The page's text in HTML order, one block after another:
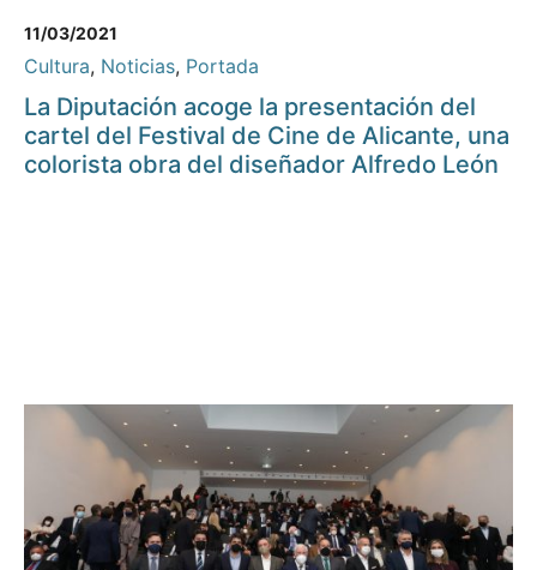
11/03/2021
Cultura, Noticias, Portada
La Diputación acoge la presentación del
cartel del Festival de Cine de Alicante, una
colorista obra del diseñador Alfredo León